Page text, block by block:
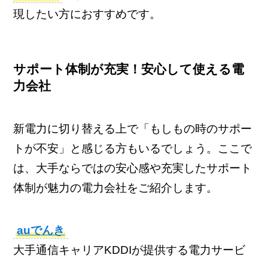
現したい方におすすめです。
サポート体制が充実！安心して使える電
力会社
新電力に切り替える上で「もしもの時のサポー
トが不安」と感じる方もいるでしょう。ここで
は、大手ならではの安心感や充実したサポート
体制が魅力の電力会社をご紹介します。
auでんき
大手通信キャリアKDDIが提供する電力サービ